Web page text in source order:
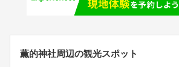
薫的神社周辺の観光スポット